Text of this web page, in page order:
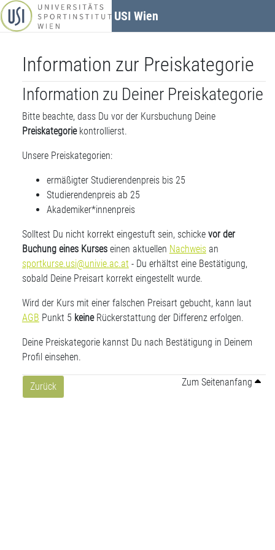
Zum Hauptinhalt
USI Wien
Information zur Preiskategorie
Information zu Deiner Preiskategorie
Bitte beachte, dass Du vor der Kursbuchung Deine
Preiskategoriekontrollierst.
Unsere Preiskategorien:
ermäßigter Studierendenpreis bis 25
Studierendenpreis ab 25
Akademiker*innenpreis
Solltest Du nicht korrekt eingestuft sein, schicke vor der
Buchung eines Kurses einen aktuellen Nachweisan
sportkurse.usi@univie.ac.at - Du erhältst eine Bestätigung,
sobald Deine Preisart korrekt eingestellt wurde.
Wird der Kurs mit einer falschen Preisart gebucht, kann laut
AGB Punkt 5 keine Rückerstattung der Differenz erfolgen.
Deine Preiskategorie kannst Du nach Bestätigung in Deinem
Profil einsehen.
Zurück Zum Seitenanfang